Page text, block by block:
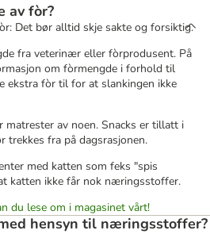
av fòr?
Det bør alltid skje sakte og forsiktig.
fra veterinær eller fòrprodusent. På
om fòrmengde i forhold til
ekstra fòr til for at slankingen ikke
av noen. Snacks er tillatt i
trekkes fra på dagsrasjonen.
med katten som feks "spis
katten ikke får nok næringsstoffer.
du lese om i magasinet vårt!
hensyn til næringsstoffer?